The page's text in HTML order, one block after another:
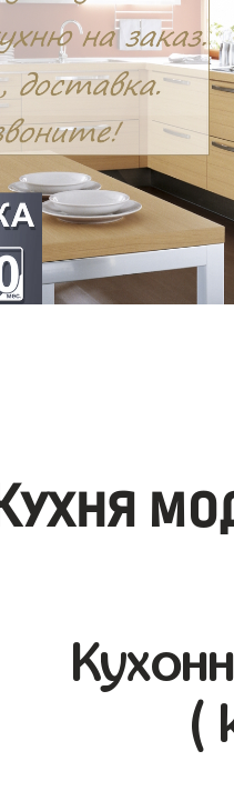
Кухня
(